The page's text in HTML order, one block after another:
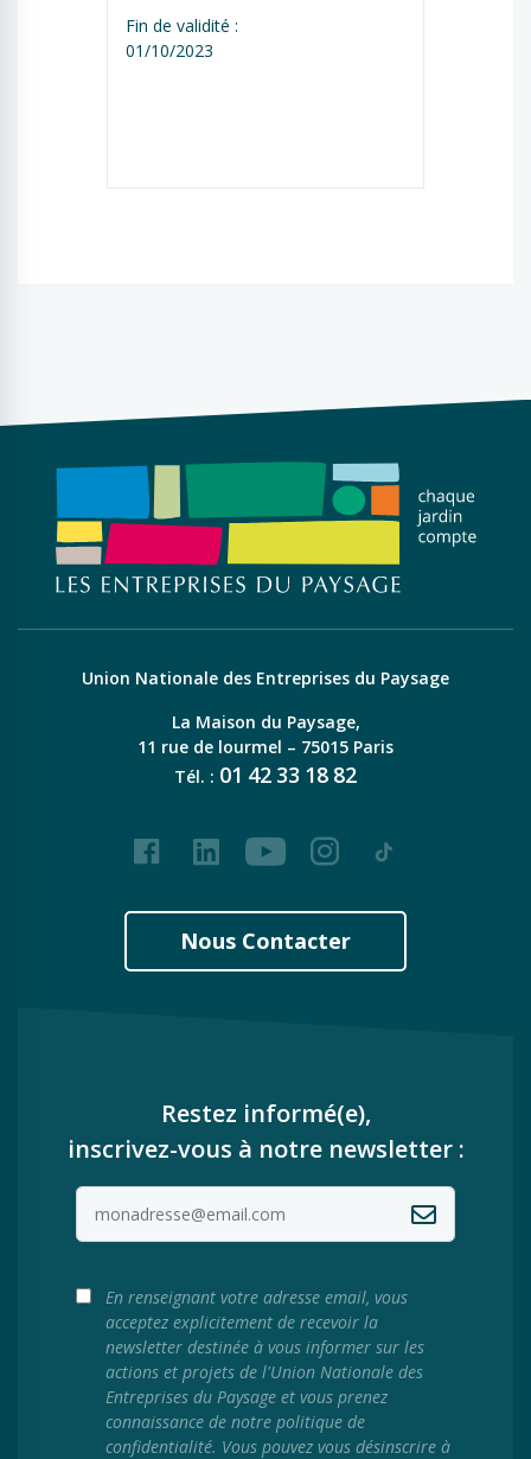
Fin de validité :
01/10/2023
Union Nationale des Entreprises du Paysage
La Maison du Paysage,
11 rue de lourmel – 75015 Paris
Tél. : 01 42 33 18 82
FacebookLinkedInYoutubeInstagram
Tiktok
Nous Contacter
Restez informé(e),
inscrivez-vous à notre newsletter :
En renseignant votre adresse email, vous
acceptez explicitement de recevoir la
newsletter destinée à vous informer sur les
actions et projets de l'Union Nationale des
Entreprises du Paysage et vous prenez
connaissance de notre politique de
confidentialité. Vous pouvez vous désinscrire à